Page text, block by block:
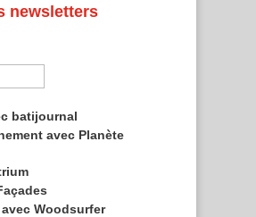
newsletters
batijournal
avec Planète
Woodsurfer